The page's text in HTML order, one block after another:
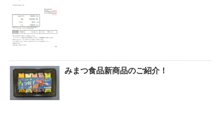
みまつ食品新商品のご紹介！